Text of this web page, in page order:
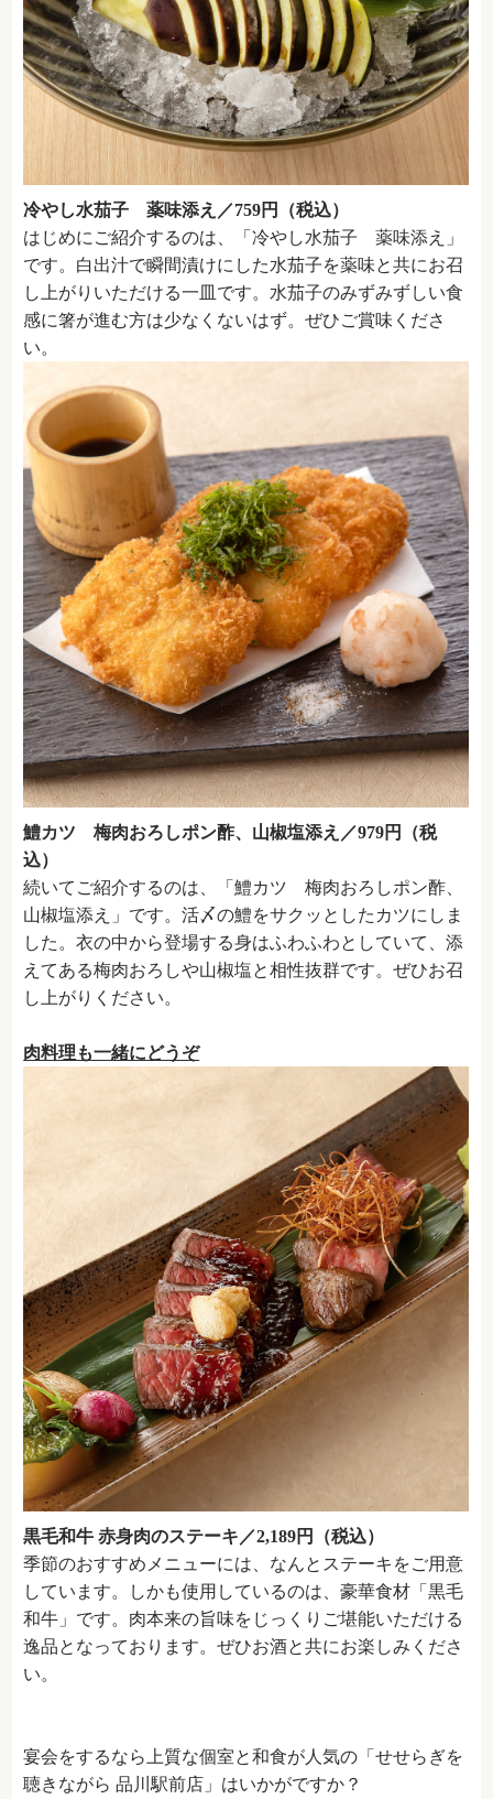
冷やし水茄子 薬味添え／759円（税込）
はじめにご紹介するのは、「冷やし水茄子 薬味添え」
です。白出汁で瞬間漬けにした水茄子を薬味と共にお召
し上がりいただける一皿です。水茄子のみずみずしい食
感に箸が進む方は少なくないはず。ぜひご賞味くださ
い。
鱧カツ 梅肉おろしポン酢、山椒塩添え／979円（税
込）
続いてご紹介するのは、「鱧カツ 梅肉おろしポン酢、
山椒塩添え」です。活〆の鱧をサクッとしたカツにしま
した。衣の中から登場する身はふわふわとしていて、添
えてある梅肉おろしや山椒塩と相性抜群です。ぜひお召
し上がりください。
肉料理も一緒にどうぞ
黒毛和牛 赤身肉のステーキ／2,189円（税込）
季節のおすすめメニューには、なんとステーキをご用意
しています。しかも使用しているのは、豪華食材「黒毛
和牛」です。肉本来の旨味をじっくりご堪能いただける
逸品となっております。ぜひお酒と共にお楽しみくださ
い。
宴会をするなら上質な個室と和食が人気の「せせらぎを
聴きながら 品川駅前店」はいかがですか？